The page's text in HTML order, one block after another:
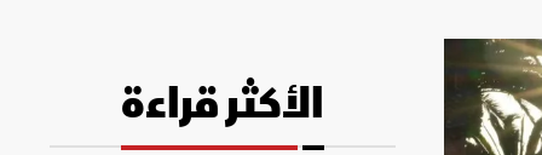
الأكثر قراءة